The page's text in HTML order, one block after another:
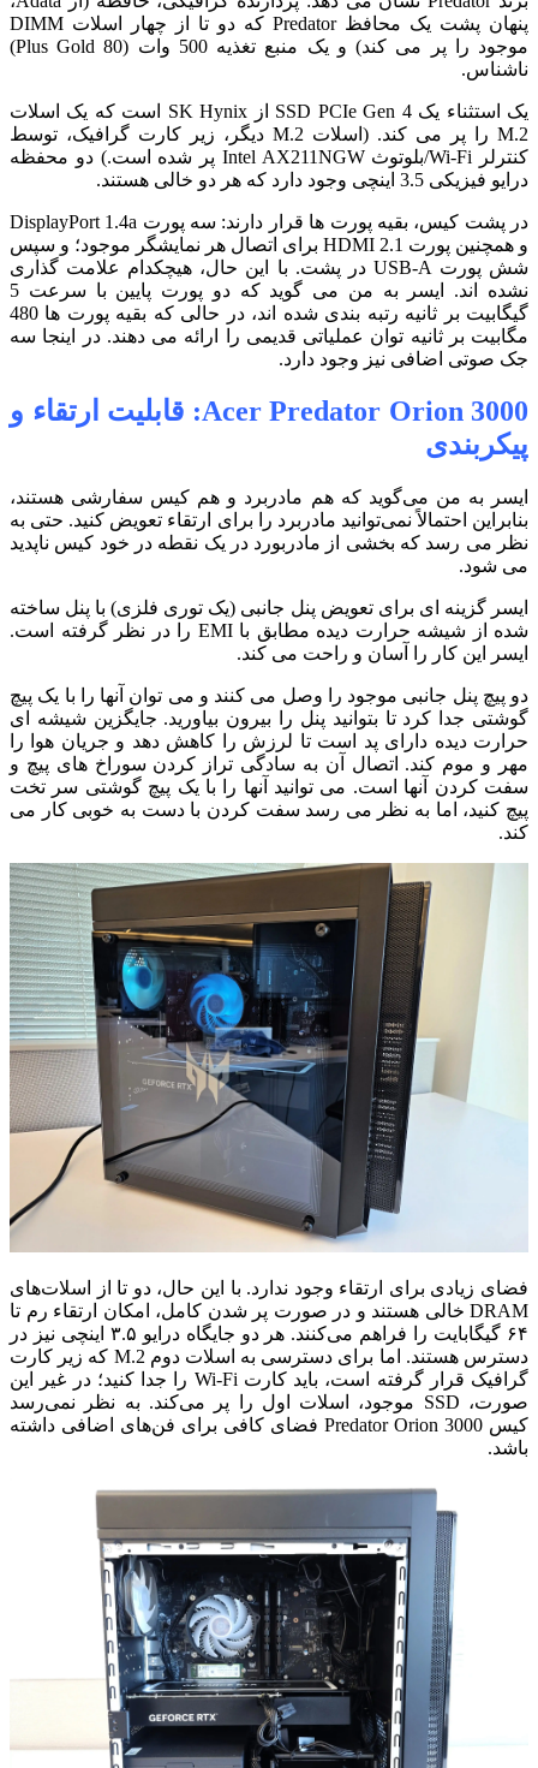
پنهان پشت یک محافظ Predator که دو تا از چهار اسلات DIMM
موجود را پر می کند) و یک منبع تغذیه 500 وات (80 Plus Gold)
ناشناس.
یک استثناء یک SSD PCIe Gen 4 از SK Hynix است که یک اسلات
M.
2 را پر می کند. (اسلات M.2 دیگر، زیر کارت گرافیک، توسط
کنترلر Wi-Fi/بلوتوث Intel AX211NGW پر شده است.) دو محفظه
درایو فیزیکی 3.5 اینچی وجود دارد که هر دو خالی هستند.
در پشت کیس، بقیه پورت ها قرار دارند:
سه پورت DisplayPort 1.4a
و همچنین پورت HDMI 2.1 برای اتصال هر نمایشگر موجود؛ و سپس
شش پورت USB-A در پشت. با این حال، هیچکدام علامت گذاری
نشده اند. ایسر به من می گوید که دو پورت پایین با سرعت 5
گیگابیت بر ثانیه رتبه بندی شده اند، در حالی که بقیه پورت ها 480
مگابیت بر ثانیه توان عملیاتی قدیمی را ارائه می دهند. در اینجا سه
جک صوتی اضافی نیز وجود دارد.
Acer Predator Orion 3000: قابلیت ارتقاء و
پیکربندی
ایسر به من می‌گوید که هم مادربرد و هم کیس سفارشی هستند،
بنابراین احتمالاً نمی‌توانید مادربرد را برای ارتقاء تعویض کنید. حتی به
نظر می رسد که بخشی از مادربورد در یک نقطه در خود کیس ناپدید
می شود.
ایسر گزینه ای برای تعویض پنل جانبی (یک توری فلزی) با پنل ساخته
شده از شیشه حرارت دیده مطابق با EMI را در نظر گرفته است.
ایسر این کار را آسان و راحت می کند.
دو پیچ پنل جانبی موجود را وصل می کنند و می توان آنها را با یک پیچ
گوشتی جدا کرد تا بتوانید پنل را بیرون بیاورید. جایگزین شیشه ای
حرارت دیده دارای پد است تا لرزش را کاهش دهد و جریان هوا را
مهر و موم کند. اتصال آن به سادگی تراز کردن سوراخ های پیچ و
سفت کردن آنها است. می توانید آنها را با یک پیچ گوشتی سر تخت
پیچ کنید، اما به نظر می رسد سفت کردن با دست به خوبی کار می
کند.
فضای زیادی برای ارتقاء وجود ندارد. با این حال، دو تا از اسلات‌های
DRAM خالی هستند و در صورت پر شدن کامل، امکان ارتقاء رم تا
۶۴ گیگابایت را فراهم می‌کنند. هر دو جایگاه درایو ۳.۵ اینچی نیز در
دسترس هستند. اما برای دسترسی به اسلات دوم M.2 که زیر کارت
گرافیک قرار گرفته است، باید کارت Wi-Fi را جدا کنید؛ در غیر این
صورت، SSD موجود، اسلات اول را پر می‌کند. به نظر نمی‌رسد
کیس Predator Orion 3000 فضای کافی برای فن‌های اضافی داشته
باشد.